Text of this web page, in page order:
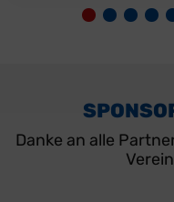
Danke an alle